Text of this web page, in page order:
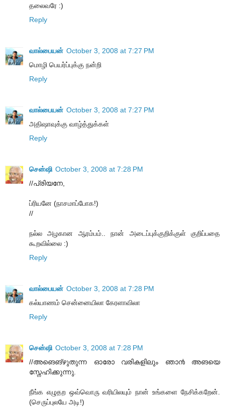
தலைவரே :)
Reply
வால்பையன் October 3, 2008 at 7:27 PM
மொழி பெயர்ப்புக்கு நன்றி
Reply
வால்பையன் October 3, 2008 at 7:27 PM
அதிஷாவுக்கு வாழ்த்துக்கள்
Reply
சென்ஷி October 3, 2008 at 7:28 PM
//പ്രിയനേ,
ப்ரியனே (நாசமாப்போக!)
//
நல்ல அழகான ஆரம்பம்.. நான் அடைப்புக்குறிக்குள் குறிப்பதை
கூறவில்லை :)
Reply
வால்பையன் October 3, 2008 at 7:28 PM
கல்யாணம் சென்னையிலா கேரளாவிலா
Reply
சென்ஷி October 3, 2008 at 7:28 PM
//അങെങ്‌ഴുതുന്ന ഓരോ വരികളിലും ഞാ൯ അങയെ
സ്നേഹിക്കുന്നു.
நீங்க எழுதற ஒவ்வொரு வரியிலயும் நான் உங்களை நேசிக்கறேன்.
(செருப்புலயே அடி!)